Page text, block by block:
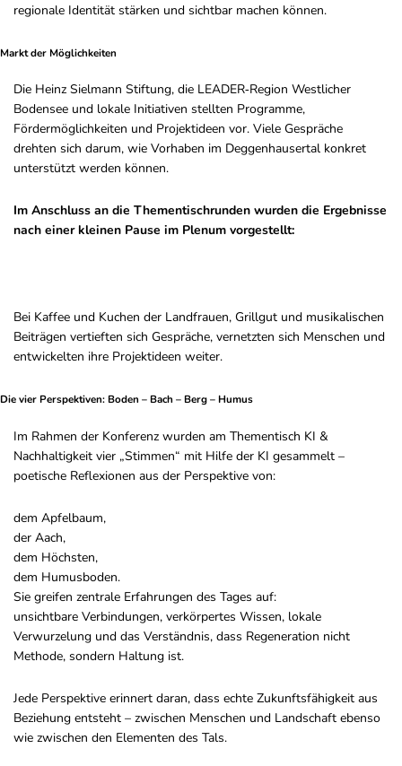
regionale Identität stärken und sichtbar machen können.
Markt der Möglichkeiten
Die Heinz Sielmann Stiftung, die LEADER‑Region Westlicher
Bodensee und lokale Initiativen stellten Programme,
Fördermöglichkeiten und Projektideen vor. Viele Gespräche
drehten sich darum, wie Vorhaben im Deggenhausertal konkret
unterstützt werden können.
Im Anschluss an die Thementischrunden wurden die Ergebnisse
nach einer kleinen Pause im Plenum vorgestellt:
Bei Kaffee und Kuchen der Landfrauen, Grillgut und musikalischen
Beiträgen vertieften sich Gespräche, vernetzten sich Menschen und
entwickelten ihre Projektideen weiter.
Die vier Perspektiven: Boden – Bach – Berg – Humus
Im Rahmen der Konferenz wurden am Thementisch KI &
Nachhaltigkeit vier „Stimmen“ mit Hilfe der KI gesammelt –
poetische Reflexionen aus der Perspektive von:
dem Apfelbaum,
der Aach,
dem Höchsten,
dem Humusboden.
Sie greifen zentrale Erfahrungen des Tages auf:
unsichtbare Verbindungen, verkörpertes Wissen, lokale
Verwurzelung und das Verständnis, dass Regeneration nicht
Methode, sondern Haltung ist.
Jede Perspektive erinnert daran, dass echte Zukunftsfähigkeit aus
Beziehung entsteht – zwischen Menschen und Landschaft ebenso
wie zwischen den Elementen des Tals.